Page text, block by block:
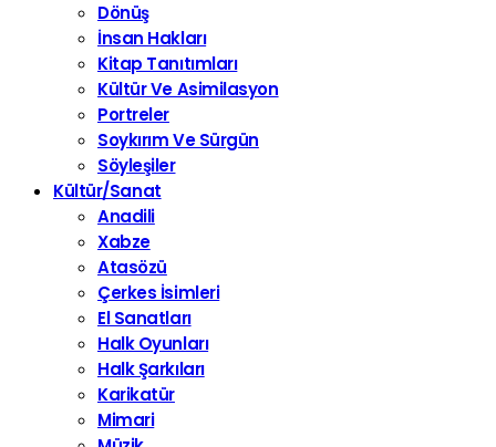
Dönüş
İnsan Hakları
Kitap Tanıtımları
Kültür Ve Asimilasyon
Portreler
Soykırım Ve Sürgün
Söyleşiler
Kültür/Sanat
Anadili
Xabze
Atasözü
Çerkes İsimleri
El Sanatları
Halk Oyunları
Halk Şarkıları
Karikatür
Mimari